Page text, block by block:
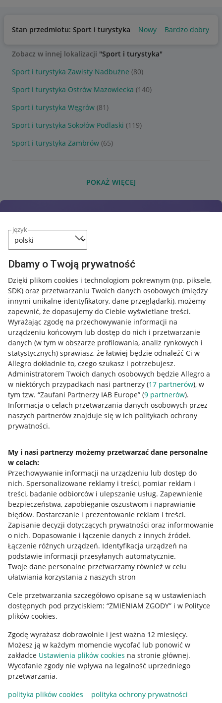
język
Dbamy o Twoją prywatność
Dzięki plikom cookies i technologiom pokrewnym (np. piksele,
SDK) oraz przetwarzaniu Twoich danych osobowych (między
innymi unikalne identyfikatory, dane przeglądarki), możemy
zapewnić, że dopasujemy do Ciebie wyświetlane treści.
Wyrażając zgodę na przechowywanie informacji na
urządzeniu końcowym lub dostęp do nich i przetwarzanie
danych (w tym w obszarze profilowania, analiz rynkowych i
statystycznych) sprawiasz, że łatwiej będzie odnaleźć Ci w
Allegro dokładnie to, czego szukasz i potrzebujesz.
Administratorem Twoich danych osobowych będzie Allegro a
w niektórych przypadkach nasi partnerzy (17 partnerów), w
tym tzw. “Zaufani Partnerzy IAB Europe” (9 partnerów).
Informacja o celach przetwarzania danych osobowych przez
naszych partnerów znajduje się w ich politykach ochrony
prywatności.
My i nasi partnerzy możemy przetwarzać dane personalne
w celach:
Przechowywanie informacji na urządzeniu lub dostęp do
nich. Spersonalizowane reklamy i treści, pomiar reklam i
treści, badanie odbiorców i ulepszanie usług. Zapewnienie
bezpieczeństwa, zapobieganie oszustwom i naprawianie
błędów. Dostarczanie i prezentowanie reklam i treści.
Zapisanie decyzji dotyczących prywatności oraz informowanie
o nich. Dopasowanie i łączenie danych z innych źródeł.
Łączenie różnych urządzeń. Identyfikacja urządzeń na
podstawie informacji przesyłanych automatycznie.
Twoje dane personalne przetwarzamy również w celu
ułatwiania korzystania z naszych stron
Cele przetwarzania szczegółowo opisane są w ustawieniach
dostępnych pod przyciskiem: “ZMIENIAM ZGODY” i w Polityce
plików cookies.
Zgodę wyrażasz dobrowolnie i jest ważna 12 miesięcy.
Możesz ją w każdym momencie wycofać lub ponowić w
zakładce Ustawienia plików cookies na stronie głównej.
Wycofanie zgody nie wpływa na legalność uprzedniego
przetwarzania.
polityka plików cookies
polityka ochrony prywatności
Stan przedmiotu: Sport i turystyka Nowy Bardzo dobry
Zobacz w innej lokalizacji "Sport i turystyka"
Sport i turystyka Zawisty Nadbużne (80)
Sport i turystyka Ostrów Mazowiecka (140)
Sport i turystyka Węgrów (81)
Sport i turystyka Sokołów Podlaski (119)
Sport i turystyka Zambrów (65)
POKAŻ WIĘCEJ
Przydatne informacje
Jak to działa
Allegro Gadane dla sprzedających
Allegro Gadane dla kupujących
Mapa miejscowości
Informacje prawne
Regulamin
Polityka plików "cookies"
Ustawienia plików "cookies"
Udostępnianie lokalizacji
Informacje dla Aktu o Usługach Cyfrowych
Pobierz aplikację